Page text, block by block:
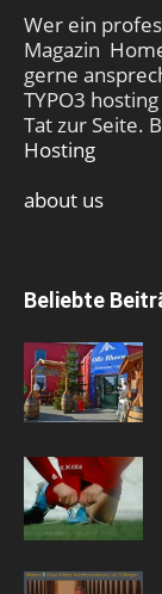
Wer ein
Magazin
gerne
TYPO3
Tat zur Seite.
Hosting
about us
Beliebte